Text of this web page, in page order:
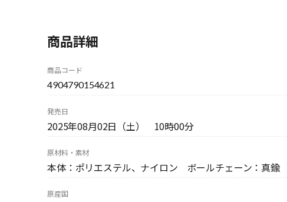
商品詳細
商品コード
4904790154621
発売日
2025年08月02日（土） 10時00分
原材料・素材
本体：ポリエステル、ナイロン ボールチェーン：真鍮
原産国